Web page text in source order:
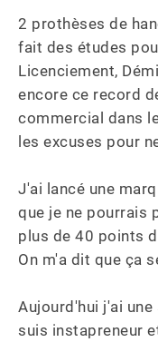
2 prothèses de
fait des études
Licenciement,
encore ce record
commercial dans
les excuses pour
J'ai lancé une
que je ne pourrais
plus de 40 points
On m'a dit que ça
Aujourd'hui j'ai
suis instapreneur